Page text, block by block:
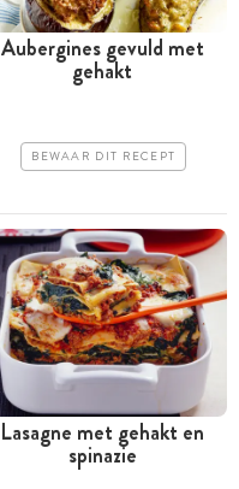
Aubergines gevuld met
gehakt
BEWAAR DIT RECEPT
Lasagne met gehakt en
spinazie